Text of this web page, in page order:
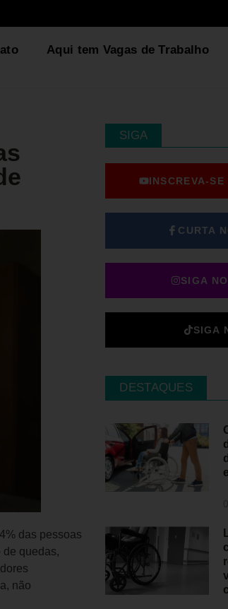
Aqui tem Vagas de Trabalho
das pessoas
quedas,
não
SIGA
INSCREVA-
CURTA
SIGA
SIGA
DESTAQUES